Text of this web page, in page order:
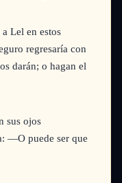
Lel en estos
regresaría con
darán; o hagan el
sus ojos
—O puede ser que